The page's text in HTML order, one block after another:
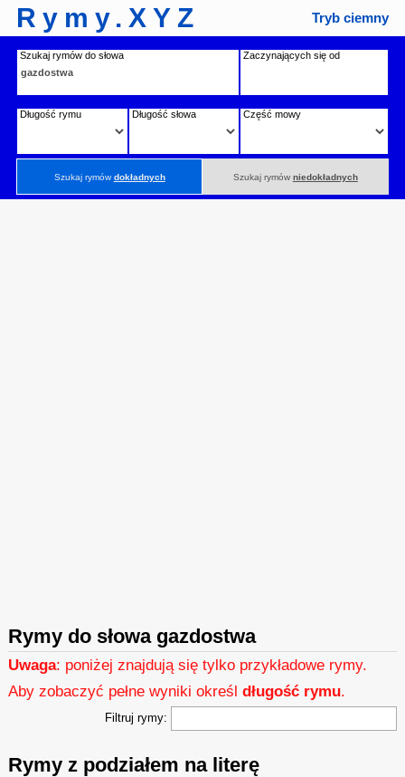
Rymy.XYZ Tryb ciemny
Szukaj rymów do słowa Zaczynających się od
Długość rymu Długość słowa Część mowy
Szukaj rymówdokładnych Szukaj rymów niedokładnych
Rymy do słowa gazdostwa
Uwaga: poniżej znajdują się tylko przykładowe rymy.
Aby zobaczyć pełne wyniki określdługość rymu.
Filtruj rymy:
Rymy z podziałem na literę